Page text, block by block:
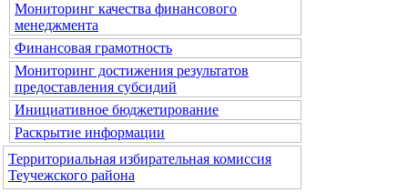
Мониторинг качества финансового
менеджмента
Финансовая грамотность
Мониторинг достижения результатов
предоставления субсидий
Инициативное бюджетирование
Раскрытие информации
Территориальная избирательная комиссия
Теучежского района